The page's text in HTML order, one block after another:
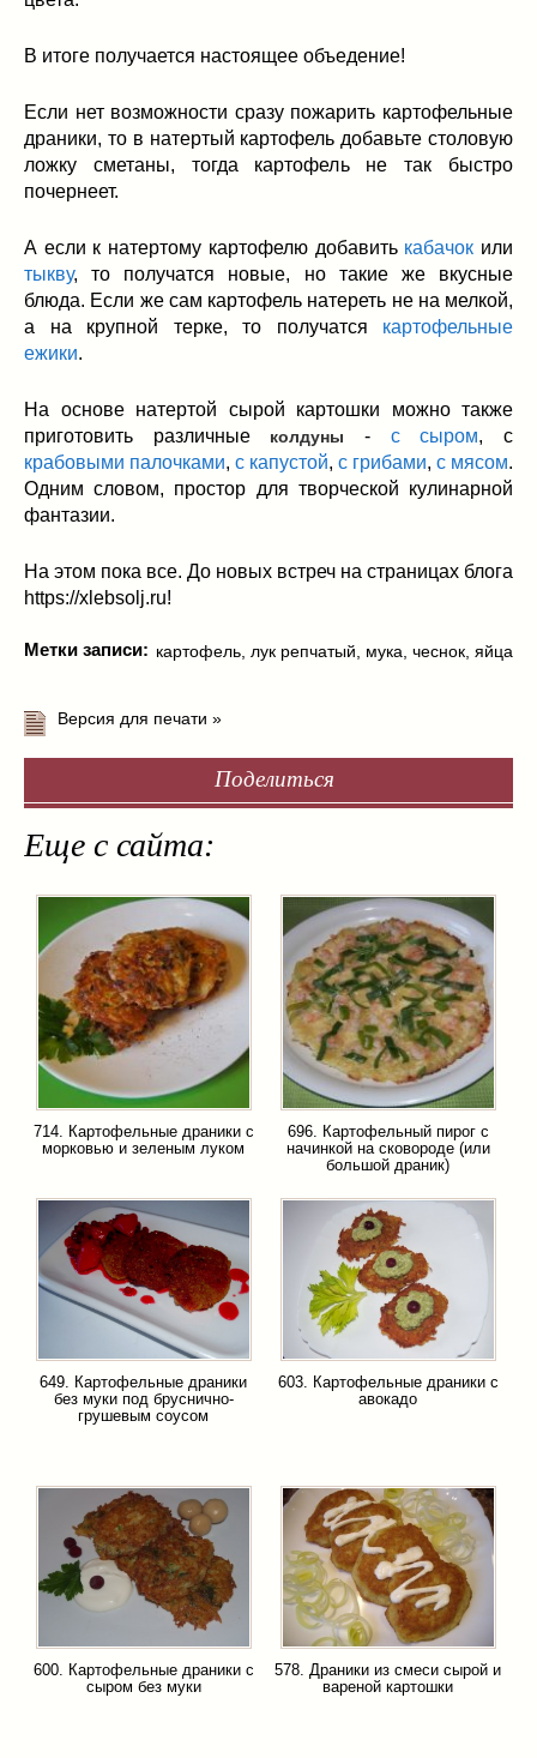
В итоге получается настоящее объедение!
Если нет возможности сразу пожарить картофельные
драники, то в натертый картофель добавьте столовую
ложку сметаны, тогда картофель не так быстро
почернеет.
А если к натертому картофелю добавить кабачок или
тыкву, то получатся новые, но такие же вкусные
блюда. Если же сам картофель натереть не на мелкой,
а на крупной терке, то получатся картофельные
ежики.
На основе натертой сырой картошки можно также
приготовить различные колдуны - с сыром, с
крабовыми палочками, с капустой, с грибами, с мясом.
Одним словом, простор для творческой кулинарной
фантазии.
На этом пока все. До новых встреч на страницах блога
https://xlebsolj.ru!
Метки записи: картофель лук репчатый мука чеснок яйца
Версия для печати »
Поделиться
Еще с сайта:
714. Картофельные драники с
морковью и зеленым луком
696. Картофельный пирог с
начинкой на сковороде (или
большой драник)
649. Картофельные драники
без муки под бруснично-
грушевым соусом
603. Картофельные драники с
авокадо
600. Картофельные драники с
сыром без муки
578. Драники из смеси сырой и
вареной картошки